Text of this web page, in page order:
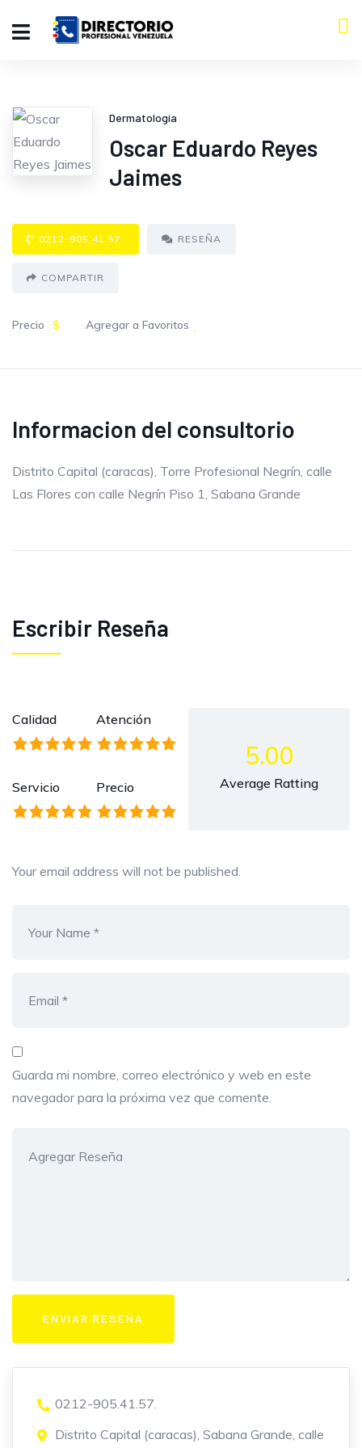
Dermatología
Oscar Eduardo Reyes
Jaimes
0212-905.41.57. RESEÑA
COMPARTIR
Precio $ Agregar a Favoritos
Informacion del consultorio
Distrito Capital (caracas), Torre Profesional Negrín, calle
Las Flores con calle Negrín Piso 1, Sabana Grande
Escribir Reseña
Calidad Atención
Servicio Precio
5.00
Average Ratting
Your email address will not be published.
Guarda mi nombre, correo electrónico y web en este
navegador para la próxima vez que comente.
0212-905.41.57.
Distrito Capital (caracas), Sabana Grande, calle